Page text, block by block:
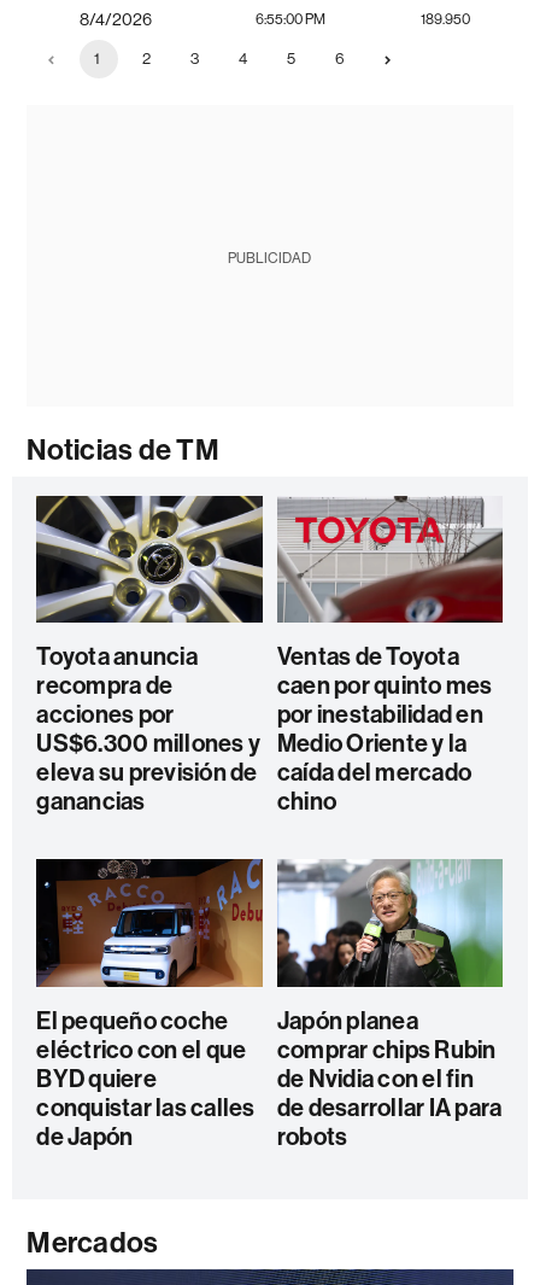
8/4/2026 6:55:00 PM 189.950
1 2 3 4 5 6
PUBLICIDAD
Noticias de TM
Toyota anuncia
recompra de
acciones por
US$6.300 millones y
eleva su previsión de
ganancias
Ventas de Toyota
caen por quinto mes
por inestabilidad en
Medio Oriente y la
caída del mercado
chino
El pequeño coche
eléctrico con el que
BYD quiere
conquistar las calles
de Japón
Japón planea
comprar chips Rubin
de Nvidia con el fin
de desarrollar IA para
robots
Mercados